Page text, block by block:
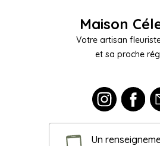
Un
Maison
Votre artisan
et sa proche